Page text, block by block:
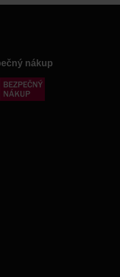
nákup